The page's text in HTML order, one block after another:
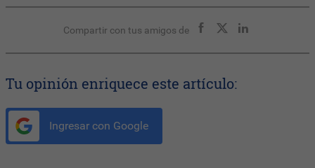
Compartir con tus amigos de
Tu opinión enriquece este artículo:
Ingresar con Google